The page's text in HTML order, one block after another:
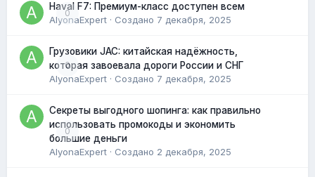
0
Haval F7: Премиум-класс доступен всем
AlyonaExpert · Создано 7 декабря, 2025
0
Грузовики JAC: китайская надёжность,
которая завоевала дороги России и СНГ
AlyonaExpert · Создано 7 декабря, 2025
0
Секреты выгодного шопинга: как правильно
использовать промокоды и экономить
большие деньги
AlyonaExpert · Создано 2 декабря, 2025